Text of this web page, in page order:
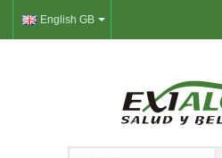
English GB